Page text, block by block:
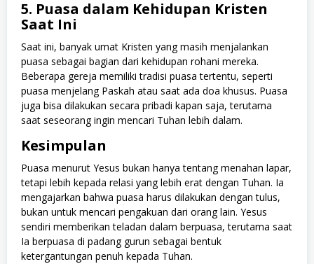
5. Puasa dalam Kehidupan Kristen
Saat Ini
Saat ini, banyak umat Kristen yang masih menjalankan
puasa sebagai bagian dari kehidupan rohani mereka.
Beberapa gereja memiliki tradisi puasa tertentu, seperti
puasa menjelang Paskah atau saat ada doa khusus. Puasa
juga bisa dilakukan secara pribadi kapan saja, terutama
saat seseorang ingin mencari Tuhan lebih dalam.
Kesimpulan
Puasa menurut Yesus bukan hanya tentang menahan lapar,
tetapi lebih kepada relasi yang lebih erat dengan Tuhan. Ia
mengajarkan bahwa puasa harus dilakukan dengan tulus,
bukan untuk mencari pengakuan dari orang lain. Yesus
sendiri memberikan teladan dalam berpuasa, terutama saat
Ia berpuasa di padang gurun sebagai bentuk
ketergantungan penuh kepada Tuhan.